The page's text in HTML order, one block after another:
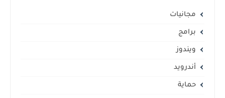
مجانيات
برامج
ويندوز
أندرويد
حماية